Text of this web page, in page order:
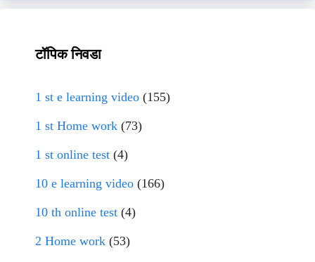
टॉपिक निवडा
1 st e learning video (155)
1 st Home work (73)
1 st online test (4)
10 e learning video (166)
10 th online test (4)
2 Home work (53)